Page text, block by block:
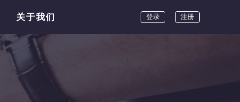
关于我们 登录 注册